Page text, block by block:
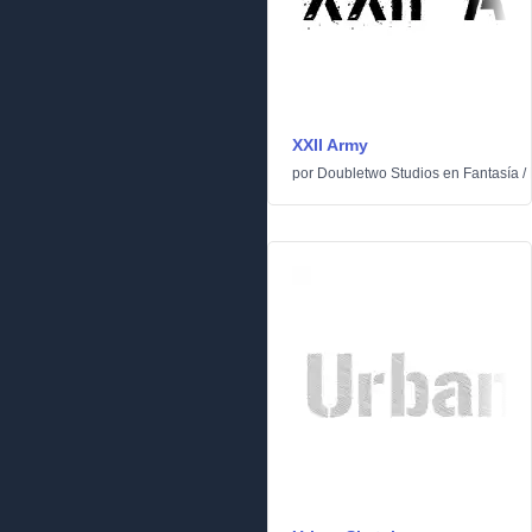
XXII Army
por Doubletwo Studios en Fantasía /